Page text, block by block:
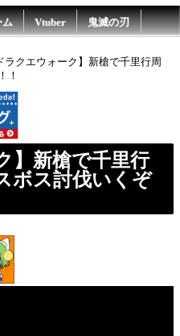
ム Vtuber 鬼滅の刃
ラクエウォーク】新槍で千里行周
！
】新槍で千里行
ボス討伐いくぞ